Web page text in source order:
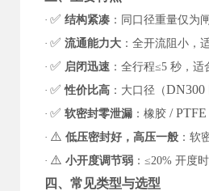
· ✅ 结构紧凑 ：同口径重量仅为
· ✅ 流通能力大 ：全开流阻小，
· ✅ 启闭迅速 ：全行程≤5 秒，适
· ✅性价比高 ：大口径（DN300
· ✅ 软密封零泄漏 ：橡胶 / PTFE
· ⚠️ 低压密封好，高压一般 ：软
· ⚠️ 小开度调节弱 ： ≤20% 开度
四、常见类型与选型